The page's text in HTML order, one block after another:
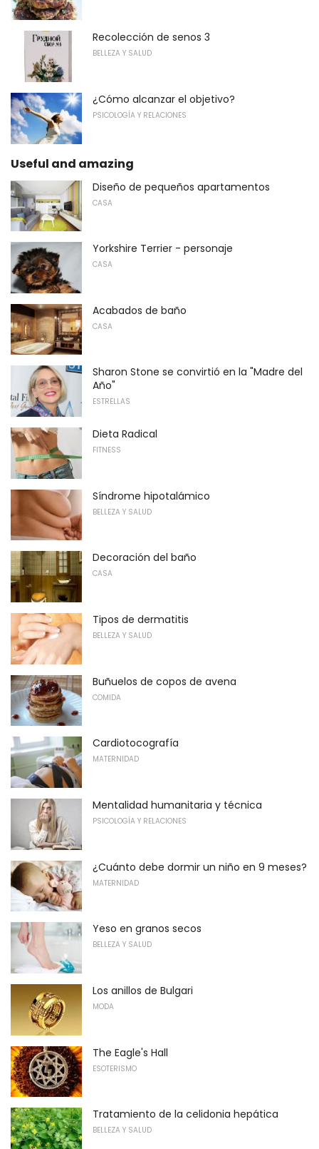
Recolección de senos 3
BELLEZA Y SALUD
¿Cómo alcanzar el objetivo?
PSICOLOGÍA Y RELACIONES
Useful and amazing
Diseño de pequeños apartamentos
CASA
Yorkshire Terrier - personaje
CASA
Acabados de baño
CASA
Sharon Stone se convirtió en la "Madre del
Año"
ESTRELLAS
Dieta Radical
FITNESS
Síndrome hipotalámico
BELLEZA Y SALUD
Decoración del baño
CASA
Tipos de dermatitis
BELLEZA Y SALUD
Buñuelos de copos de avena
COMIDA
Cardiotocografía
MATERNIDAD
Mentalidad humanitaria y técnica
PSICOLOGÍA Y RELACIONES
¿Cuánto debe dormir un niño en 9 meses?
MATERNIDAD
Yeso en granos secos
BELLEZA Y SALUD
Los anillos de Bulgari
MODA
The Eagle's Hall
ESOTERISMO
Tratamiento de la celidonia hepática
BELLEZA Y SALUD